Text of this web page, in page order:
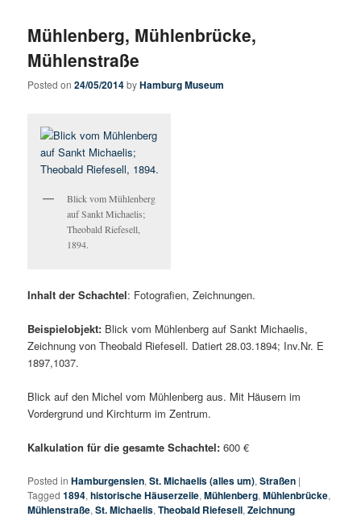
Mühlenberg, Mühlenbrücke,
Mühlenstraße
Posted on24/05/2014byHamburg Museum
Blick vom Mühlenberg
auf Sankt Michaelis;
Theobald Riefesell,
1894.
Inhalt der Schachtel: Fotografien, Zeichnungen.
Beispielobjekt: Blick vom Mühlenberg auf Sankt Michaelis,
Zeichnung von Theobald Riefesell. Datiert 28.03.1894; Inv.Nr. E
1897,1037.
Blick auf den Michel vom Mühlenberg aus. Mit Häusern im
Vordergrund und Kirchturm im Zentrum.
Kalkulation für die gesamte Schachtel: 600 €
Posted in Hamburgensien,St. Michaelis (alles um),Straßen |
Tagged 1894,historische Häuserzeile,Mühlenberg,Mühlenbrücke,
Mühlenstraße,St. Michaelis,Theobald Riefesell,Zeichnung